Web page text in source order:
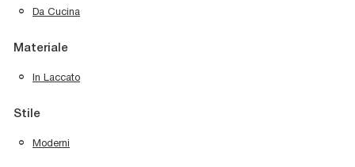
Da Cucina
Materiale
In Laccato
Stile
Moderni